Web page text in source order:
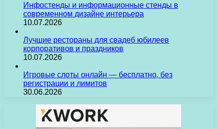
Инфостенды и информационные стенды в
современном дизайне интерьера
10.07.2026
Лучшие рестораны для свадеб юбилеев
корпоративов и праздников
10.07.2026
Игровые слоты онлайн — бесплатно, без
регистрации и лимитов
30.06.2026